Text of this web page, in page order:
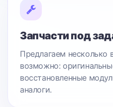
Запчасти под
Предлагаем несколько
возможно:
восстановленные
аналоги.